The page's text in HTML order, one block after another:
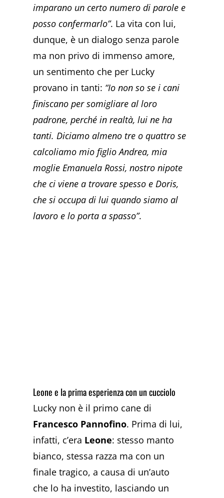
imparano un certo numero di parole e
posso confermarlo”. La vita con lui,
dunque, è un dialogo senza parole
ma non privo di immenso amore,
un sentimento che per Lucky
provano in tanti: “Io non so se i cani
finiscano per somigliare al loro
padrone, perché in realtà, lui ne ha
tanti. Diciamo almeno tre o quattro se
calcoliamo mio figlio Andrea, mia
moglie Emanuela Rossi, nostro nipote
che ci viene a trovare spesso e Doris,
che si occupa di lui quando siamo al
lavoro e lo porta a spasso”.
Leone e la prima esperienza con un cucciolo
Lucky non è il primo cane di
Francesco Pannofino. Prima di lui,
infatti, c’era Leone: stesso manto
bianco, stessa razza ma con un
finale tragico, a causa di un’auto
che lo ha investito, lasciando un